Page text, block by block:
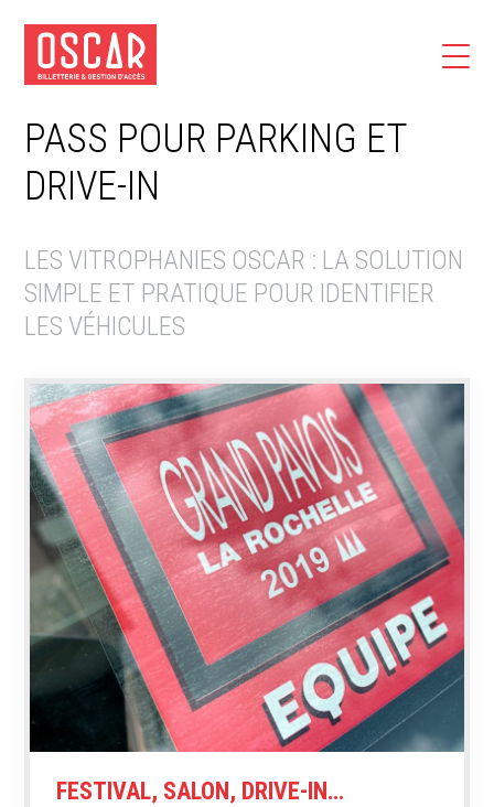
PASS POUR PARKING ET
DRIVE-IN
LES VITROPHANIES OSCAR : LA SOLUTION
SIMPLE ET PRATIQUE POUR IDENTIFIER
LES VÉHICULES
FESTIVAL, SALON, DRIVE-IN…